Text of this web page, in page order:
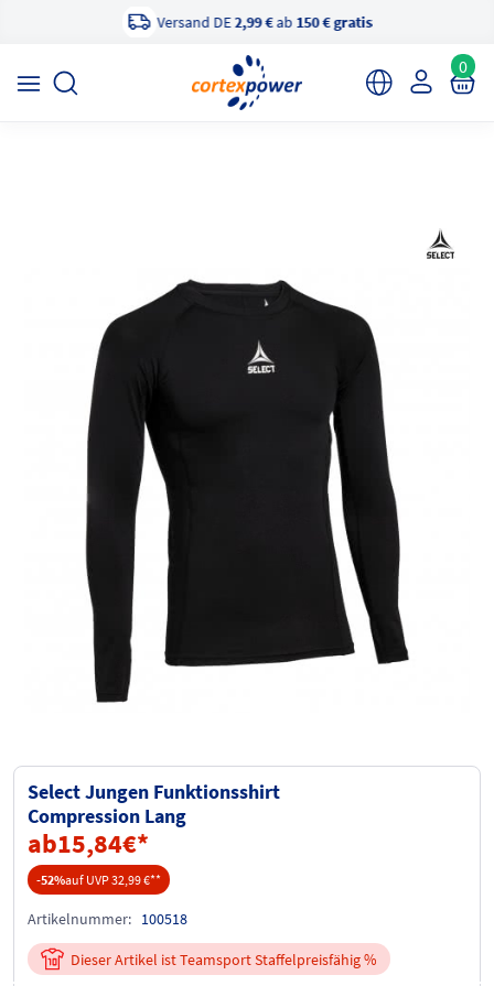
Versand DE2,99 €ab 150 € gratis
0
cortexpower Sportshop
Select Jungen Funktionsshirt
Compression Lang
ab15,84€*
-52%auf UVP 32,99 €**
Artikelnummer: 100518
Dieser Artikel ist Teamsport Staffelpreisfähig %